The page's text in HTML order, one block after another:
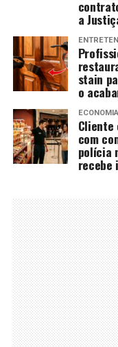
a
stain
o
ECONOMIA
Cliente
com
polícia
recebe